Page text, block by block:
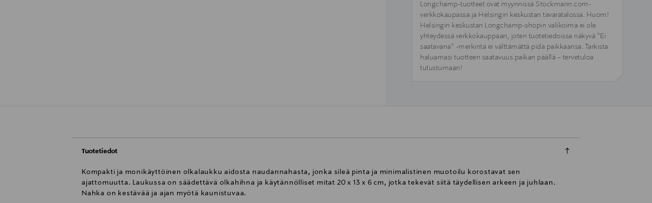
Longchamp-tuotteet ovat myynnissä Stockmann.com-
verkkokaupassa ja Helsingin keskustan tavaratalossa. Huom!
Helsingin keskustan Longchamp-shopin valikoima ei ole
yhteydessä verkkokauppaan, joten tuotetiedoissa näkyvä "Ei
saatavana" -merkintä ei välttämättä pidä paikkaansa. Tarkista
haluamasi tuotteen saatavuus paikan päällä – tervetuloa
tutustumaan!
Tuotetiedot
Kompakti ja monikäyttöinen olkalaukku aidosta naudannahasta, jonka sileä pinta ja minimalistinen muotoilu korostavat sen
ajattomuutta. Laukussa on säädettävä olkahihna ja käytännölliset mitat 20 x 13 x 6 cm, jotka tekevät siitä täydellisen arkeen ja juhlaan.
Nahka on kestävää ja ajan myötä kaunistuvaa.